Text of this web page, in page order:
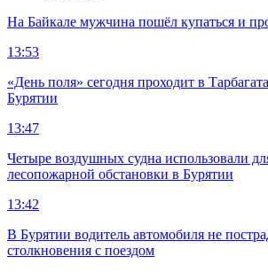
На Байкале мужчина пошёл купаться и
13:53
«День поля» сегодня проходит в
Бурятии
13:47
Четыре воздушных судна использовали
лесопожарной обстановки в Бурятии
13:42
В Бурятии водитель автомобиля не
столкновения с поездом